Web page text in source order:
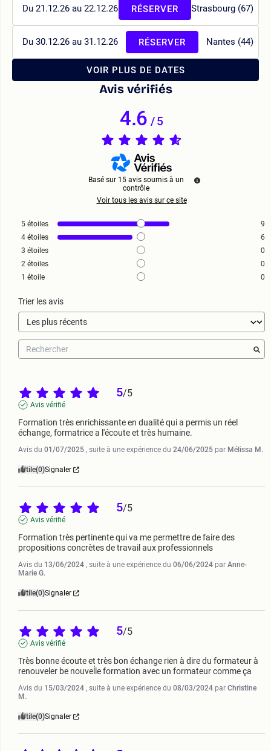
Du 21.12.26 au 22.12.26 Strasbourg (67)
RÉSERVER
Du 30.12.26 au 31.12.26 Nantes (44)
RÉSERVER
VOIR PLUS DE DATES
Avis vérifiés
4.6/5
Basé sur 15 avis soumis à un
contrôle
Voir tous les avis sur ce site
5 étoiles
9
4 étoiles
6
3 étoiles
0
2 étoiles
0
1 étoile 0
Trier les avis
5/5
Avis vérifié
Formation très enrichissante en dualité qui a permis un réel
échange, formatrice a l'écoute et très humaine.
Avis du 01/07/2025 , suite à une expérience du 24/06/2025 par Mélissa M.
Utile(0)Signaler
5/5
Avis vérifié
Formation très pertinente qui va me permettre de faire des
propositions concrètes de travail aux professionnels
Avis du 13/06/2024 , suite à une expérience du 06/06/2024 par Anne-
Marie G.
Utile(0)Signaler
5/5
Avis vérifié
Très bonne écoute et très bon échange rien à dire du formateur à
renouveler be nouveĺle formation avec un formateur comme ça
Avis du 15/03/2024 , suite à une expérience du 08/03/2024 par Christine
M.
Utile(0)Signaler